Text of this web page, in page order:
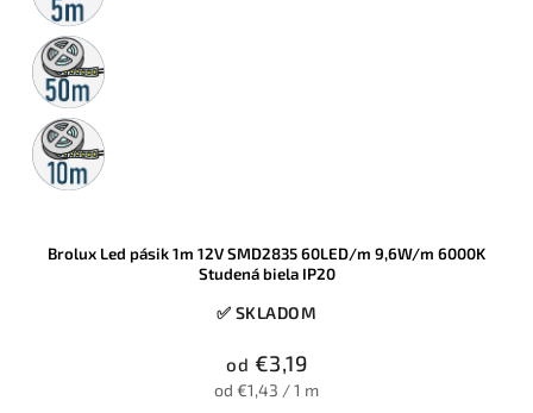
50m
rolka
10m
rolka
Brolux Led pásik 1m 12V SMD2835 60LED/m 9,6W/m 6000K
Studená biela IP20
✅ SKLADOM
od €3,19
od €1,43 / 1 m